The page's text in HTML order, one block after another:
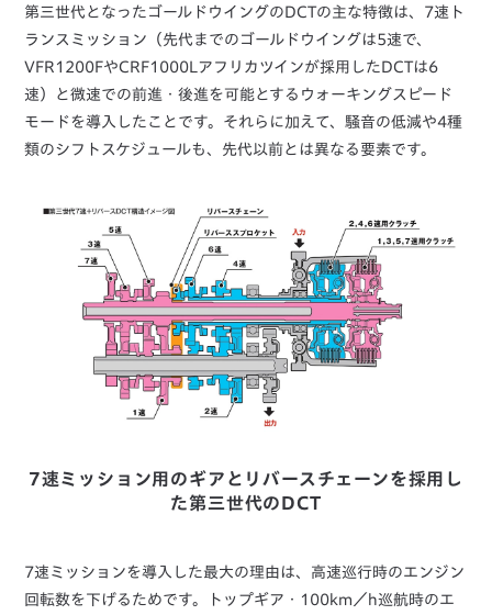
第三世代となったゴールドウイングのDCTの主な特徴は、7速ト
ランスミッション（先代までのゴールドウイングは5速で、
VFR1200FやCRF1000Lアフリカツインが採用したDCTは6
速）と微速での前進・後進を可能とするウォーキングスピード
モードを導入したことです。それらに加えて、騒音の低減や4種
類のシフトスケジュールも、先代以前とは異なる要素です。
7速ミッション用のギアとリバースチェーンを採用し
た第三世代のDCT
7速ミッションを導入した最大の理由は、高速巡行時のエンジン
回転数を下げるためです。トップギア・100km／h巡航時のエ